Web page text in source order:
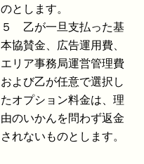
のとします。
５ 乙が一旦支払った基
本協賛金、広告運用費、
エリア事務局運営管理費
および乙が任意で選択し
たオプション料金は、理
由のいかんを問わず返金
されないものとします。